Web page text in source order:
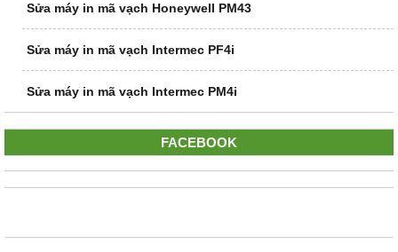
Sửa máy in mã vạch Honeywell PM43
Sửa máy in mã vạch Intermec PF4i
Sửa máy in mã vạch Intermec PM4i
FACEBOOK